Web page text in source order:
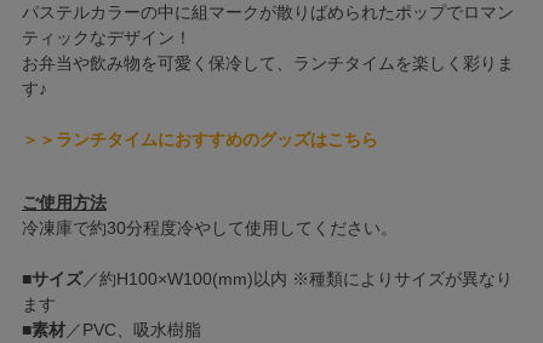
パステルカラーの中に組マークが散りばめられたポップでロマン
ティックなデザイン！
お弁当や飲み物を可愛く保冷して、ランチタイムを楽しく彩りま
す♪
＞＞ランチタイムにおすすめのグッズはこちら
ご使用方法
冷凍庫で約30分程度冷やして使用してください。
■サイズ／約H100×W100(mm)以内 ※種類によりサイズが異なり
ます
■素材／PVC、吸水樹脂